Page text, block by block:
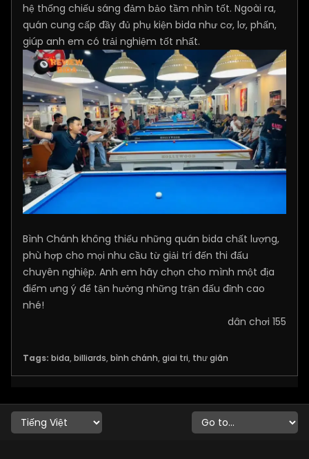
hệ thống chiếu sáng đảm bảo tầm nhìn tốt. Ngoài ra,
quán cung cấp đầy đủ phụ kiện bida như cơ, lơ, phấn,
giúp anh em có trải nghiệm tốt nhất.
Bình Chánh không thiếu những quán bida chất lượng,
phù hợp cho mọi nhu cầu từ giải trí đến thi đấu
chuyên nghiệp. Anh em hãy chọn cho mình một địa
điểm ưng ý để tận hưởng những trận đấu đỉnh cao
nhé!
dân chơi 155
Tags: bida, billiards, bình chánh, giai tri, thư giãn